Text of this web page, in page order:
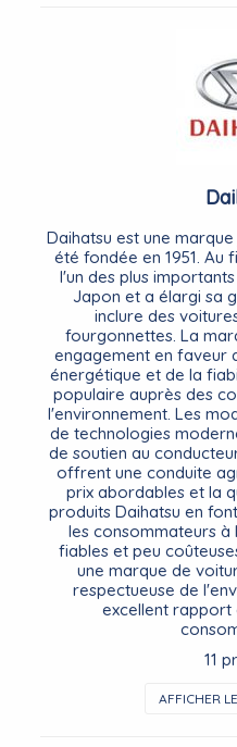
Daihatsu est une
été fondée en 1951. Au
l'un des plus
Japon et a élargi sa
inclure des
fourgonnettes. La
engagement en faveur
énergétique et de la
populaire auprès des
l'environnement. Les
de technologies
de soutien au
offrent une conduite
prix abordables et la
produits Daihatsu en
les consommateurs
fiables et peu
une marque de
respectueuse de
excellent rapport
11
AFFICHER